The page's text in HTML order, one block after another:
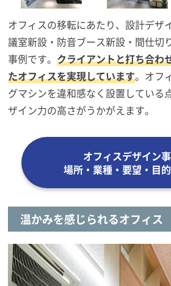
オフィスの移転にあたり、設計デザ
議室新設・防音ブース新設・間仕切
事例です。クライアントと打ち合わ
たオフィスを実現しています。オフ
グマシンを違和感なく設置している
ザイン力の高さがうかがえます。
オフィスデザイン
場所・業種・要望・目
温かみを感じられるオフィス